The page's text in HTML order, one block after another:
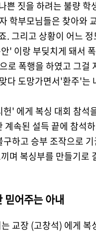
쁜 짓을 하려는 불량
학부모님들은 찾아와
. 그리고 상황이 어느
' 이랑 부딪치게 돼서
로 폭행을 하였고 그
다 도망가면서'환주'는
' 에게 복싱 대회 참석
속된 설득 끝에 참석
하고 승부 조작으로
며 복싱부를 만들기로
믿어주는 아내
교장 (고창석) 에게